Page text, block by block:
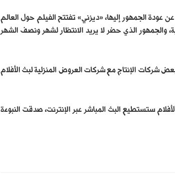
الجمهور إليها، «ديزني» تفتتح الفيلم حول العالم
والجمهور الذي حضر لا يريد الانتظار لشهر ونصف الشهر
شركات الإنتاج مع شركات العروض المنزلية لبث الأفلام
نحو 20 سنة عندما قال إن شركات الأفلام ستستطيع البث المباشر عبر الإنترنت، صدقت النبوءة